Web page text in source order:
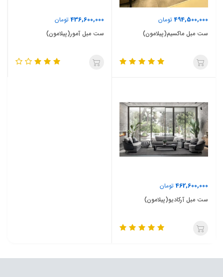
494,500,000تومان
ست مبل ماکسیم(پیلامون)
436,600,000تومان
ست مبل آمور(پیلامون)
462,600,000تومان
ست مبل آرکادیو(پیلامون)